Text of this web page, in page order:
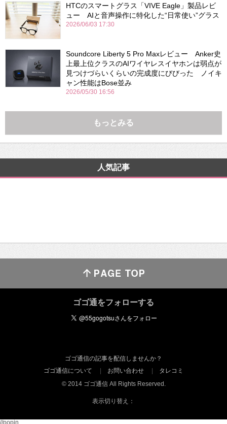
HTCのスマートグラス「VIVE Eagle」製品レビ
ュー AIと音声操作に特化した“日常使い”グラス
2026/06/03 17:30
Soundcore Liberty 5 Pro Maxレビュー Anker史
上最上位クラスのAIワイヤレスイヤホンは弱点が
見つけづらいくらいの完成度にびびった ノイキ
ャン性能はBose並み
2026/05/30 16:56
もっとみる
人気記事
ゴゴ通をフォローする
ゴゴ通信の記事を配信しませんか？
ゴゴ通信について
お問い合わせ
タレコミ
© 2014 ゴゴ通信 All Rights Reserved.
表示切り替え：